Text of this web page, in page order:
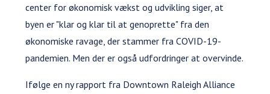
center for økonomisk vækst og udvikling siger, at
byen er "klar og klar til at genoprette" fra den
økonomiske ravage, der stammer fra COVID-19-
pandemien. Men der er også udfordringer at overvinde.
Ifølge en ny rapport fra Downtown Raleigh Alliance